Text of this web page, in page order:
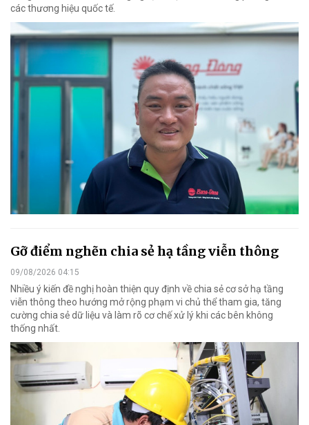
các thương hiệu quốc tế.
Gỡ điểm nghẽn chia sẻ hạ tầng viễn thông
09/08/2026 04:15
Nhiều ý kiến đề nghị hoàn thiện quy định về chia sẻ cơ sở hạ tầng
viễn thông theo hướng mở rộng phạm vi chủ thể tham gia, tăng
cường chia sẻ dữ liệu và làm rõ cơ chế xử lý khi các bên không
thống nhất.